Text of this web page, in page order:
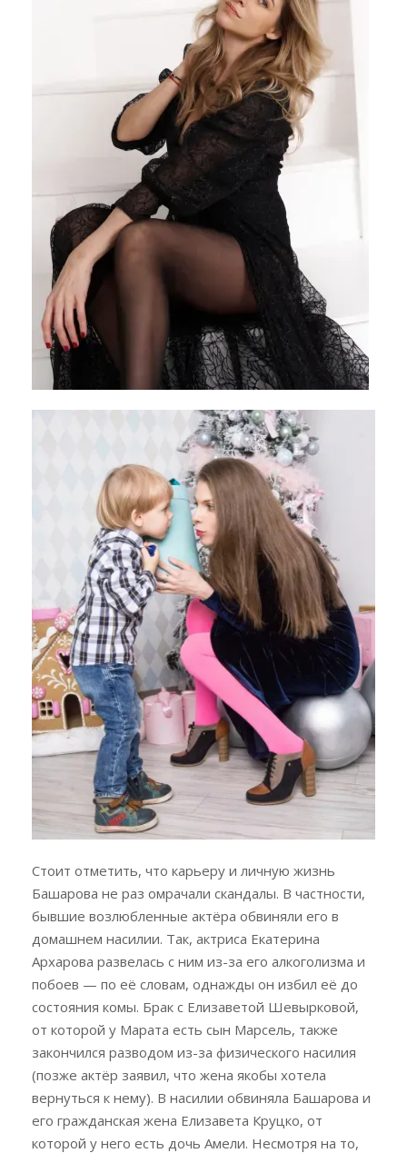
Стоит отметить, что карьеру и личную жизнь
Башарова не раз омрачали скандалы. В частности,
бывшие возлюбленные актёра обвиняли его в
домашнем насилии. Так, актриса Екатерина
Архарова развелась с ним из-за его алкоголизма и
побоев — по её словам, однажды он избил её до
состояния комы. Брак с Елизаветой Шевырковой,
от которой у Марата есть сын Марсель, также
закончился разводом из-за физического насилия
(позже актёр заявил, что жена якобы хотела
вернуться к нему). В насилии обвиняла Башарова и
его гражданская жена Елизавета Круцко, от
которой у него есть дочь Амели. Несмотря на то,